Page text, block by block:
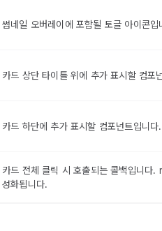
썸네일 오버레이에 포함될 토글 아이콘입
카드 상단 타이틀 위에 추가 표시할 컴포
카드 하단에 추가 표시할 컴포넌트입니다.
카드 전체 클릭 시 호출되는 콜백입니다.
성화됩니다.